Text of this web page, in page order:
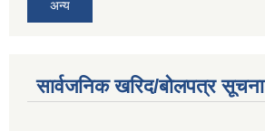
अन्य
सार्वजनिक खरिद/बोलपत्र सूचना